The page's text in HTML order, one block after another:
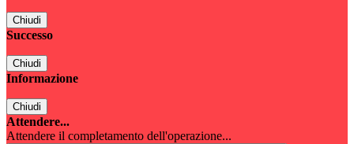
Chiudi
Successo
Chiudi
Informazione
Chiudi
Attendere...
Attendere il completamento dell'operazione...